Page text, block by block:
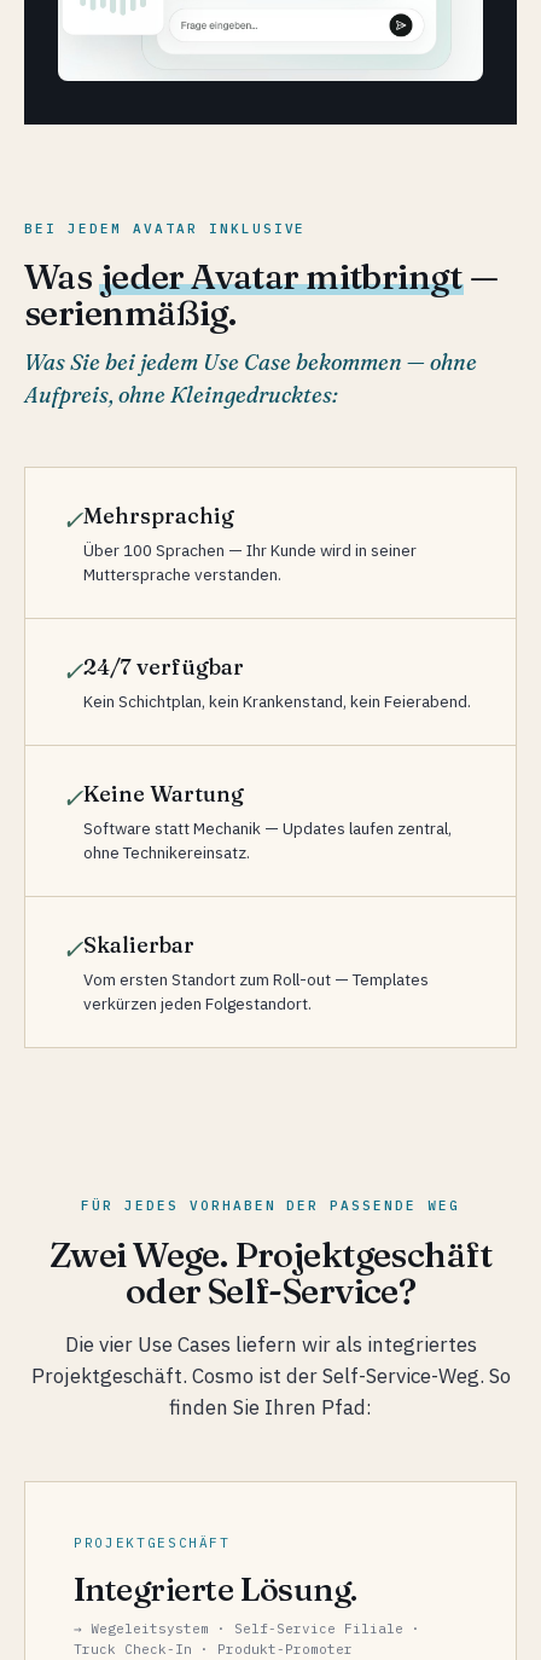
BEI JEDEM AVATAR INKLUSIVE
Was jeder Avatar mitbringt—
serienmäßig.
Was Sie bei jedem Use Case bekommen — ohne
Aufpreis, ohne Kleingedrucktes:
✓Mehrsprachig
Über 100 Sprachen — Ihr Kunde wird in seiner
Muttersprache verstanden.
✓24/7 verfügbar
Kein Schichtplan, kein Krankenstand, kein Feierabend.
✓Keine Wartung
Software statt Mechanik — Updates laufen zentral,
ohne Technikereinsatz.
✓Skalierbar
Vom ersten Standort zum Roll-out — Templates
verkürzen jeden Folgestandort.
FÜR JEDES VORHABEN DER PASSENDE WEG
Zwei Wege. Projektgeschäft
oder Self-Service?
Die vier Use Cases liefern wir als integriertes
Projektgeschäft. Cosmo ist der Self-Service-Weg. So
finden Sie Ihren Pfad:
PROJEKTGESCHÄFT
Integrierte Lösung.
→ Wegeleitsystem · Self-Service Filiale ·
Truck Check-In · Produkt-Promoter